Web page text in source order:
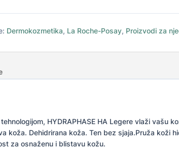
Dermokozmetika, La Roche-Posay, Proizvodi za
HYDRAPHASE HA Legere vlaži vašu
koža. Dehidrirana koža. Ten bez sjaja.Pruža koži
za osnaženu i blistavu kožu.